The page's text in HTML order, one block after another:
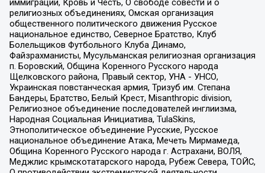
иммиграции, Кровь и Честь, О свободе совести и о
религиозных объединениях, Омская организация
общественного политического движения Русское
национальное единство, Северное Братство, Клуб
Болельщиков Футбольного Клуба Динамо,
Файзрахманисты, Мусульманская религиозная организация
п. Боровский, Община Коренного Русского народа
Щелковского района, Правый сектор, УНА - УНСО,
Украинская повстанческая армия, Тризуб им. Степана
Бандеры, Братство, Белый Крест, Misanthropic division,
Религиозное объединение последователей инглиизма,
Народная Социальная Инициатива, TulaSkins,
Этнополитическое объединение Русские, Русское
национальное объединение Атака, Мечеть Мирмамеда,
Община Коренного Русского народа г. Астрахани, ВОЛЯ,
Меджлис крымскотатарского народа, Рубеж Севера, ТОЙС,